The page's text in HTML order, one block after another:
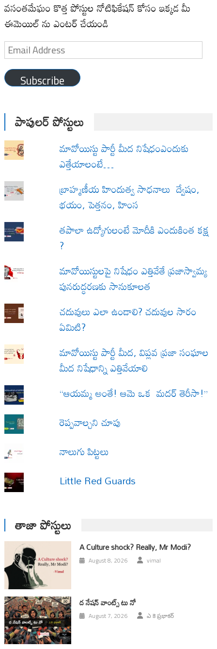
వసంతమేఘం కొత్త పోస్టుల నోటిఫికేషన్ కోసం ఇక్కడ మీ
ఈమెయిల్ ను ఎంటర్ చేయండి
Email
Address
Subscribe
పాపులర్ పోస్టులు
మావోయిస్టు పార్టీ మీద నిషేధంఎందుకు
ఎత్తేయాలంటే…
బ్రాహ్మణీయ హిందుత్వ సాధనాలు ద్వేషం,
భయం, పెత్తనం, హింస
త‌పాలా ఉద్యోగులంటే మోదీకి ఎందుకింత కక్ష
?
మావోయిస్టులపై నిషేధం ఎత్తివేతే ప్రజాస్వామ్య
పునరుద్ధరణకు సానుకూలత
చదువులు ఎలా ఉండాలి? చదువుల సారం
ఏమిటి?
మావోయిస్టు పార్టీ మీద, విప్లవ ప్రజా సంఘాల
మీద నిషేధాన్ని ఎత్తివేయాలి
“ఆయమ్మ అంతే! ఆమె ఒక మదర్ తెరీసా!”
రెప్పవాల్చని చూపు
నాలుగు పిట్టలు
Little Red Guards
తాజా పోస్టులు
A Culture shock? Really, Mr Modi?
August 8, 2026 vimal
ద నేషన్ వాంట్స్ టు నో
August 7, 2026 ఎ కె ప్రభాకర్